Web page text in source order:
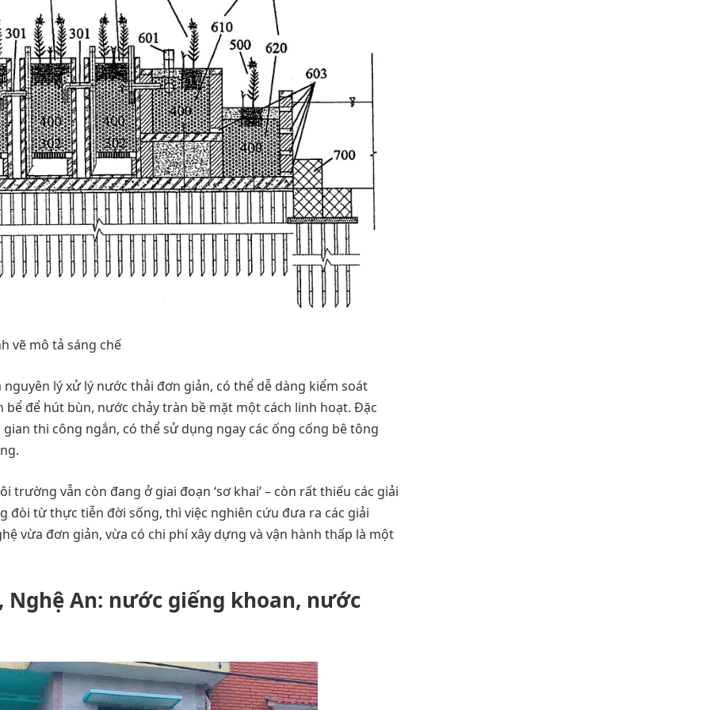
vẽ mô tả sáng chế
lý xử lý nước thải đơn giản, có thể dễ dàng kiểm soát
để hút bùn, nước chảy tràn bề mặt một cách linh hoạt. Đặc
thi công ngắn, có thể sử dụng ngay các ống cống bê tông
vẫn còn đang ở giai đoạn ‘sơ khai’ – còn rất thiếu các giải
đòi từ thực tiễn đời sống, thì việc nghiên cứu đưa ra các giải
vừa đơn giản, vừa có chi phí xây dựng và vận hành thấp là một
Nghệ An: nước giếng khoan, nước